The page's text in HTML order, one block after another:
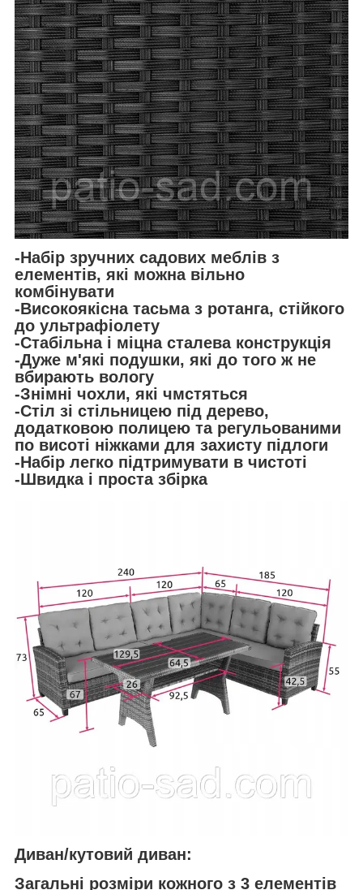
-Набір зручних садових меблів з
елементів, які можна вільно
комбінувати
-Високоякісна тасьма з ротанга, стійкого
до ультрафіолету
-Стабільна і міцна сталева конструкція
-Дуже м'які подушки, які до того ж не
вбирають вологу
-Знімні чохли, які чмстяться
-Стіл зі стільницею під дерево,
додатковою полицею та регульованими
по висоті ніжками для захисту підлоги
-Набір легко підтримувати в чистоті
-Швидка і проста збірка
Диван/кутовий диван:
Загальні розміри кожного з 3 елементів